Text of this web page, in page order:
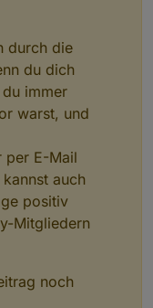
spielen
begegnungen
durch die
du dich
immer
warst, und
per E-Mail
auch
positiv
Mitgliedern
noch